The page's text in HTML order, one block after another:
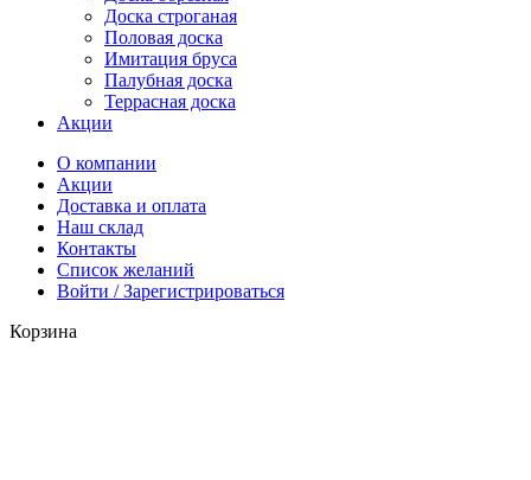
Доска строганая
Половая доска
Имитация бруса
Палубная доска
Террасная доска
Акции
О компании
Акции
Доставка и оплата
Наш склад
Контакты
Список желаний
Войти / Зарегистрироваться
Корзина